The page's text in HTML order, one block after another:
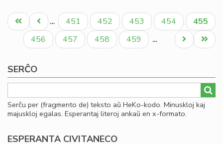
en
la
Pagination
Unua
paĝo
Antaŭa
paĝo
… Paĝo
451 Paĝo
452 Paĝo
453 Paĝo
454
Aktuala
paĝo
455
Paĝo
456 Paĝo
457 Paĝo
458 Paĝo
459 …
Last
page
Next
page
SERĈO
Serĉu per (fragmento de) teksto aŭ HeKo-kodo. Minuskloj kaj
majuskloj egalas. Esperantaj literoj ankaŭ en x-formato.
ESPERANTA CIVITANECO